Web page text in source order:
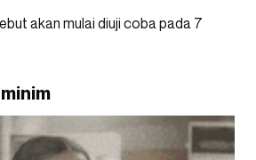
akan mulai diuji coba pada 7